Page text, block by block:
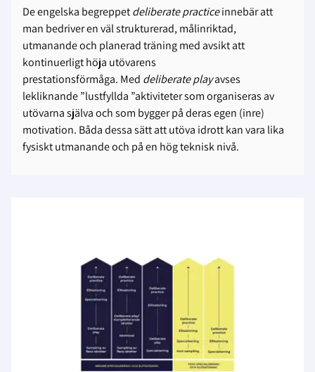
De engelska begreppetdeliberate practiceinnebär att
man bedriver en väl strukturerad, målinriktad,
utmanande och planerad träning med avsikt att
kontinuerligt höja utövarens
prestationsförmåga. Med deliberate playavses
lekliknande ”lustfyllda ”aktiviteter som organiseras av
utövarna själva och som bygger på deras egen (inre)
motivation. Båda dessa sätt att utöva idrott kan vara lika
fysiskt utmanande och på en hög teknisk nivå.